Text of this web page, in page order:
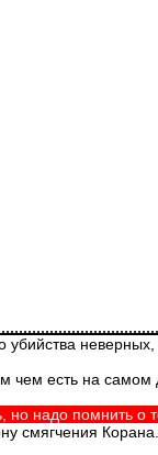
убийства
чем есть на
но надо помнить о
смягчения